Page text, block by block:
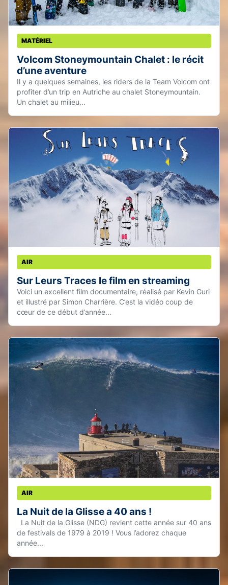
MATÉRIEL
Volcom Stoneymountain Chalet : le récit
d’une aventure
Il y a quelques semaines, les riders de la Team Volcom ont
profiter d’un trip en Autriche au chalet Stoneymountain.
Un chalet au milieu...
AIR
Sur Leurs Traces le film en streaming
Voici un excellent film documentaire, réalisé par Kevin Guri
et illustré par Simon Charrière. C’est la vidéo coup de
cœur de ce début d’année...
AIR
La Nuit de la Glisse a 40 ans !
La Nuit de la Glisse (NDG) revient cette année sur 40 ans
de festivals de 1979 à 2019 ! Vous l’adorez chaque
année...